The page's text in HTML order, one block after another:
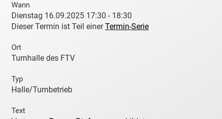
Wann
Dienstag 16.09.2025 17:30 - 18:30
Dieser Termin ist Teil einerTermin-Serie
Ort
Turnhalle des FTV
Typ
Halle/Turnbetrieb
Text